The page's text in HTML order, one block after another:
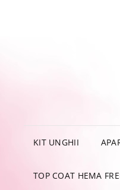
KIT UNGHII
TOP COAT HEMA